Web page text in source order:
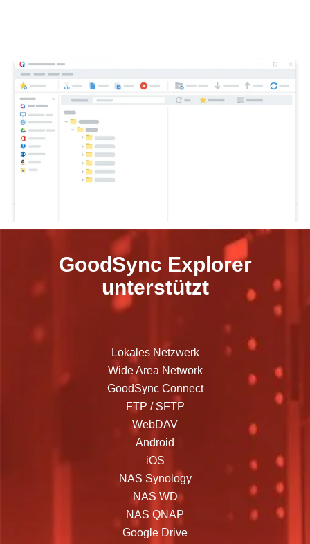
GoodSync Explorer
unterstützt
Lokales Netzwerk
Wide Area Network
GoodSync Connect
FTP / SFTP
WebDAV
Android
iOS
NAS Synology
NAS WD
NAS QNAP
Google Drive